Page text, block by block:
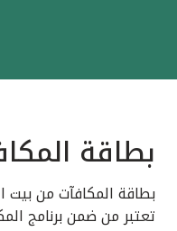
بطاقة
بطاقة المكافآت من بيت
تعتبر من ضمن برنامج